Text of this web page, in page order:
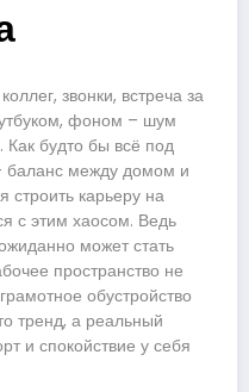
звонки, встреча за
фоном – шум
будто бы всё под
между домом и
строить карьеру на
с этим хаосом. Ведь
может стать
пространство не
обустройство
тренд, а реальный
и спокойствие у себя